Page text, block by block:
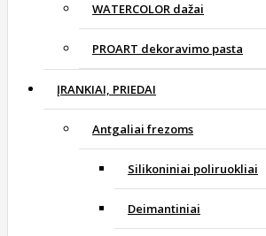
WATERCOLOR dažai
PROART dekoravimo pasta
ĮRANKIAI, PRIEDAI
Antgaliai frezoms
Silikoniniai poliruokliai
Deimantiniai